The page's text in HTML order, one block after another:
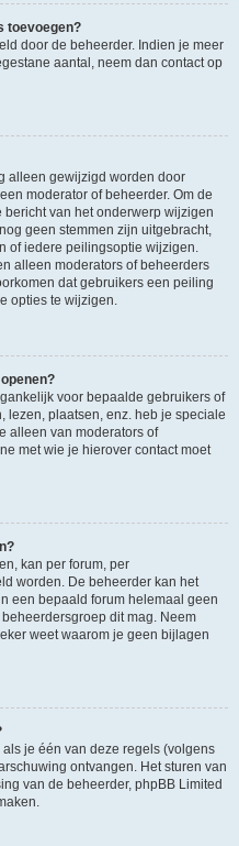
toevoegen?
door de beheerder. Indien je meer
aantal, neem dan contact op
alleen gewijzigd worden door
moderator of beheerder. Om de
van het onderwerp wijzigen
geen stemmen zijn uitgebracht,
of iedere peilingsoptie wijzigen.
alleen moderators of beheerders
dat gebruikers een peiling
opties te wijzigen.
voor bepaalde gebruikers of
lezen, plaatsen, enz. heb je speciale
alleen van moderators of
met wie je hierover contact moet
kan per forum, per
worden. De beheerder kan het
een bepaald forum helemaal geen
dit mag. Neem
weet waarom je geen bijlagen
je één van deze regels (volgens
ontvangen. Het sturen van
van de beheerder, phpBB Limited